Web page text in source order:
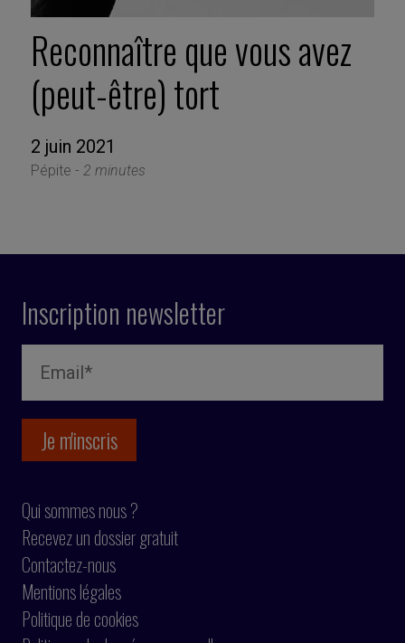
Reconnaître que vous avez
(peut-être) tort
2 juin 2021
Pépite - 2 minutes
Inscription newsletter
Qui sommes nous ?
Recevez un dossier gratuit
Contactez-nous
Mentions légales
Politique de cookies